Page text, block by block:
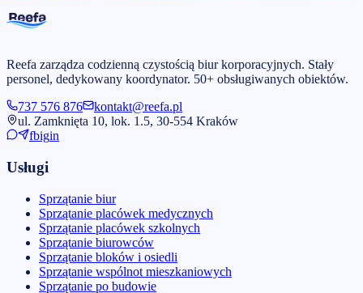
Reefa zarządza codzienną czystością biur korporacyjnych. Stały
personel, dedykowany koordynator. 50+ obsługiwanych obiektów.
737 576 876
kontakt@reefa.pl
ul. Zamknięta 10, lok. 1.5, 30-554 Kraków
fbigin
Usługi
Sprzątanie biur
Sprzątanie placówek medycznych
Sprzątanie placówek szkolnych
Sprzątanie biurowców
Sprzątanie bloków i osiedli
Sprzątanie wspólnot mieszkaniowych
Sprzątanie po budowie